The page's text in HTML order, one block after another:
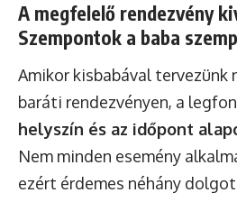
A megfelelő rendezvény
Szempontok a baba
Amikor kisbabával tervezünk
baráti rendezvényen, a
helyszín és az időpont
Nem minden esemény
ezért érdemes néhány